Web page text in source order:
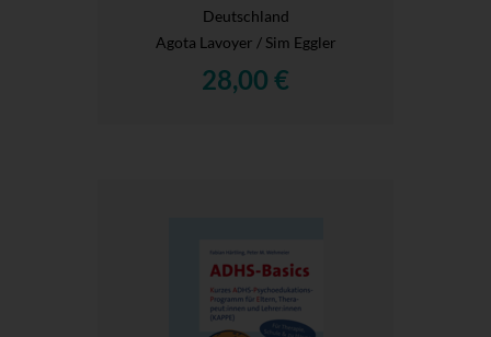
Deutschland
Agota Lavoyer / Sim Eggler
28,00 €